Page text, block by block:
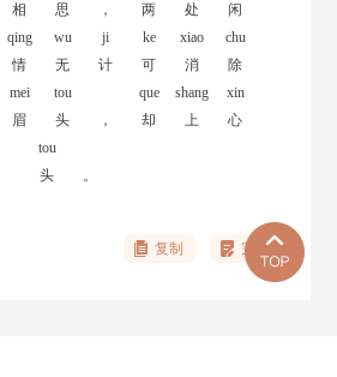
相
思
，
两
处
闲
qing
情
wu
无
ji
计
ke
可
xiao
消
chu
除
mei
眉
tou
头
，
que
却
shang
上
xin
心
tou
头
。
复制 完善